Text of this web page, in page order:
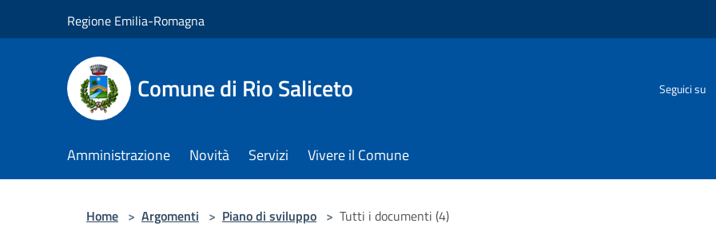
Regione Emilia-Romagna
Comune di Rio Saliceto Seguici su
Amministrazione Novità Servizi Vivere il Comune
Home > Argomenti > Piano di sviluppo > Tutti i documenti (4)